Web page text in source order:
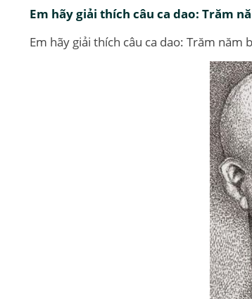
Em hãy giải thích câu ca dao: Trăm
Em hãy giải thích câu ca dao: Trăm